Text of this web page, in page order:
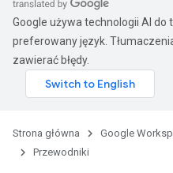
Google używa technologii AI do
preferowany język.
zawierać błędy.
Strona główna Google
Przewodniki